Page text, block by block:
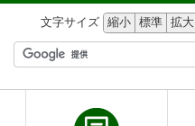
文字サイズ 縮小 標準 拡大